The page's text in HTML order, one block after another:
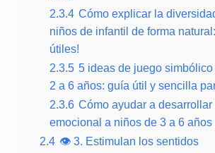
2.3.4 Cómo explicar la
niños de infantil de forma
útiles!
2.3.5 5 ideas de juego
2 a 6 años: guía útil y sencilla
2.3.6 Cómo ayudar a
emocional a niños de 3 a 6
2.4 👁️ 3. Estimulan los sentidos